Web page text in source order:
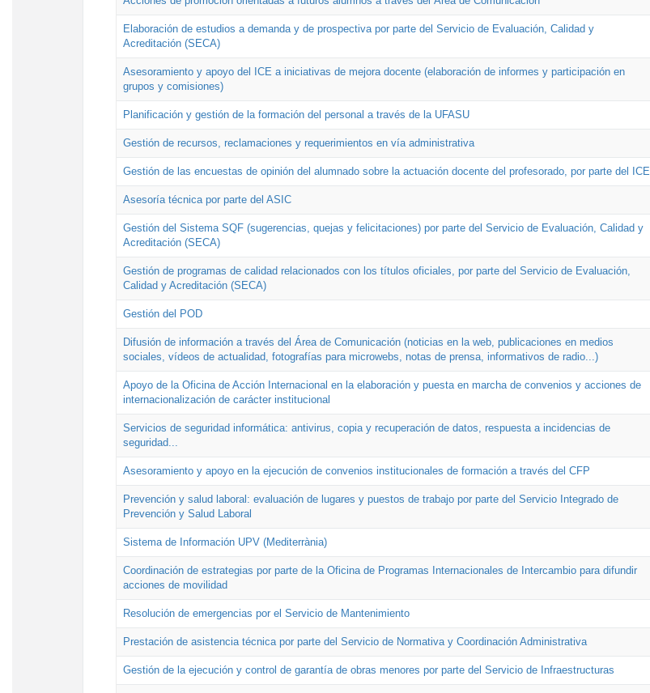
Elaboración de estudios a demanda y de prospectiva por parte del Servicio de Evaluación, Calidad y
Acreditación (SECA)
Asesoramiento y apoyo del ICE a iniciativas de mejora docente (elaboración de informes y participación en
grupos y comisiones)
Planificación y gestión de la formación del personal a través de la UFASU
Gestión de recursos, reclamaciones y requerimientos en vía administrativa
Gestión de las encuestas de opinión del alumnado sobre la actuación docente del profesorado, por parte del ICE
Asesoría técnica por parte del ASIC
Gestión del Sistema SQF (sugerencias, quejas y felicitaciones) por parte del Servicio de Evaluación, Calidad y
Acreditación (SECA)
Gestión de programas de calidad relacionados con los títulos oficiales, por parte del Servicio de Evaluación,
Calidad y Acreditación (SECA)
Gestión del POD
Difusión de información a través del Área de Comunicación (noticias en la web, publicaciones en medios
sociales, vídeos de actualidad, fotografías para microwebs, notas de prensa, informativos de radio...)
Apoyo de la Oficina de Acción Internacional en la elaboración y puesta en marcha de convenios y acciones de
internacionalización de carácter institucional
Servicios de seguridad informática: antivirus, copia y recuperación de datos, respuesta a incidencias de
seguridad...
Asesoramiento y apoyo en la ejecución de convenios institucionales de formación a través del CFP
Prevención y salud laboral: evaluación de lugares y puestos de trabajo por parte del Servicio Integrado de
Prevención y Salud Laboral
Sistema de Información UPV (Mediterrània)
Coordinación de estrategias por parte de la Oficina de Programas Internacionales de Intercambio para difundir
acciones de movilidad
Resolución de emergencias por el Servicio de Mantenimiento
Prestación de asistencia técnica por parte del Servicio de Normativa y Coordinación Administrativa
Gestión de la ejecución y control de garantía de obras menores por parte del Servicio de Infraestructuras